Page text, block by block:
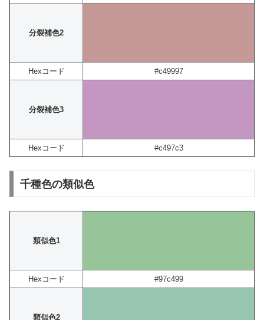
分裂補色2
Hexコード #c49997
分裂補色3
Hexコード #c497c3
千種色の類似色
類似色1
Hexコード #97c499
類似色2